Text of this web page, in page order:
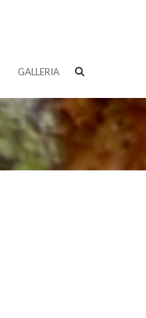
GALLERIA